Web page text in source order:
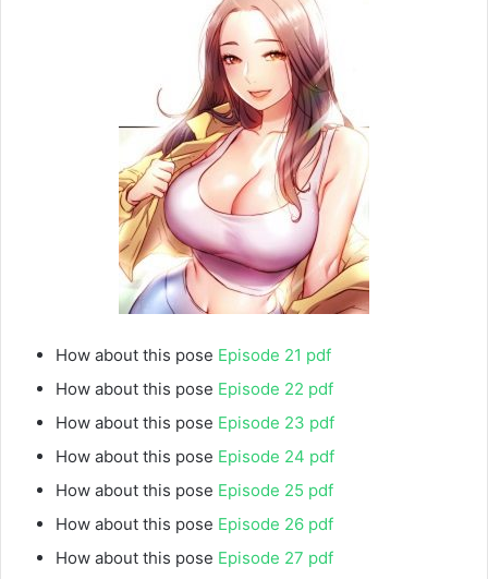
How about this pose Episode 21 pdf
How about this pose Episode 22 pdf
How about this pose Episode 23 pdf
How about this pose Episode 24 pdf
How about this pose Episode 25 pdf
How about this pose Episode 26 pdf
How about this pose Episode 27 pdf